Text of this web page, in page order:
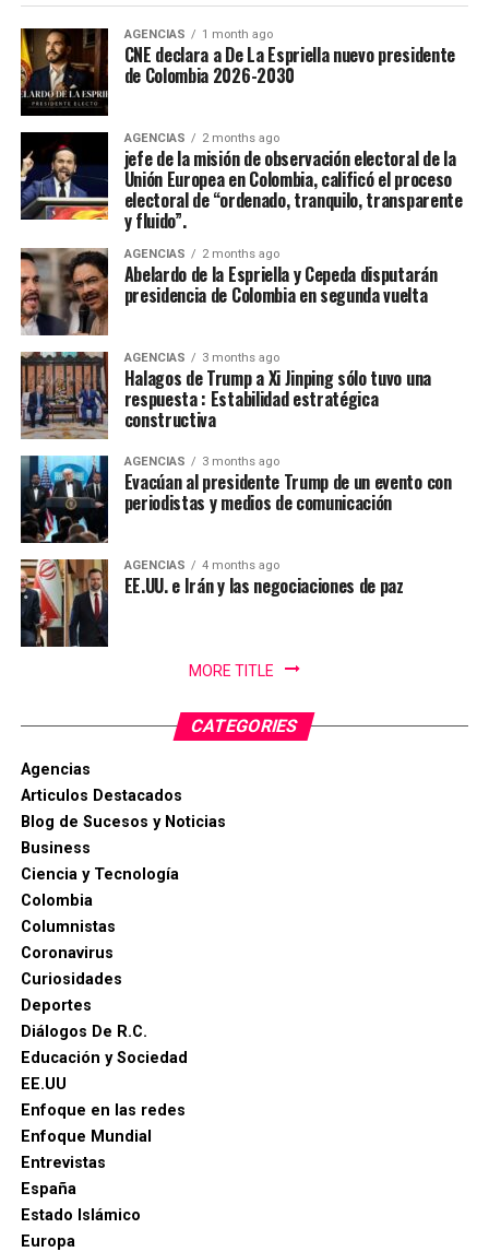
Casanare fue elejida en la noche de coronación y
clausura del 52 Festival Del Folclor Colombiano.
Jania Raquel Osorio Mejia, representante del
departamento de Cordoba, fue coronada como la nueva
embajadora Nacional del Folclor Colombiano
Con un balance muy positivo para la economía regional,
la alta afluencia de turistas, la gran ocupación hotelera y
Enfoque Periodistico y “Florida News” , da sus
agradecimientos a la Gobernación Del tolima, La
Alcaldía de Ibagué, a Cristian Torres jefe de prensa y
comunicaciónes de la alcaldia, Mauricio Hernandez Cala
secretario de cultura de Ibague y a todo ese gran grupo
de trabajo en las diferentes áreas que con su
profesionalismo, dedicación y arduo trabajo mantienen
en alto el orgullo Ibaguereño.
AGENCIAS 1 month ago
CNE declara a De La Espriella nuevo presidente
de Colombia 2026-2030
AGENCIAS 2 months ago
jefe de la misión de observación electoral de la
Unión Europea en Colombia, calificó el proceso
electoral de “ordenado, tranquilo, transparente
y fluido”.
AGENCIAS 2 months ago
Abelardo de la Espriella y Cepeda disputarán
presidencia de Colombia en segunda vuelta
AGENCIAS 3 months ago
Halagos de Trump a Xi Jinping sólo tuvo una
respuesta : Estabilidad estratégica
constructiva
AGENCIAS 3 months ago
Evacúan al presidente Trump de un evento con
periodistas y medios de comunicación
AGENCIAS 4 months ago
EE.UU. e Irán y las negociaciones de paz
MORE TITLE
CATEGORIES
Agencias
Articulos Destacados
Blog de Sucesos y Noticias
Business
Ciencia y Tecnología
Colombia
Columnistas
Coronavirus
Curiosidades
Deportes
Diálogos De R.C.
Educación y Sociedad
EE.UU
Enfoque en las redes
Enfoque Mundial
Entrevistas
España
Estado Islámico
Europa